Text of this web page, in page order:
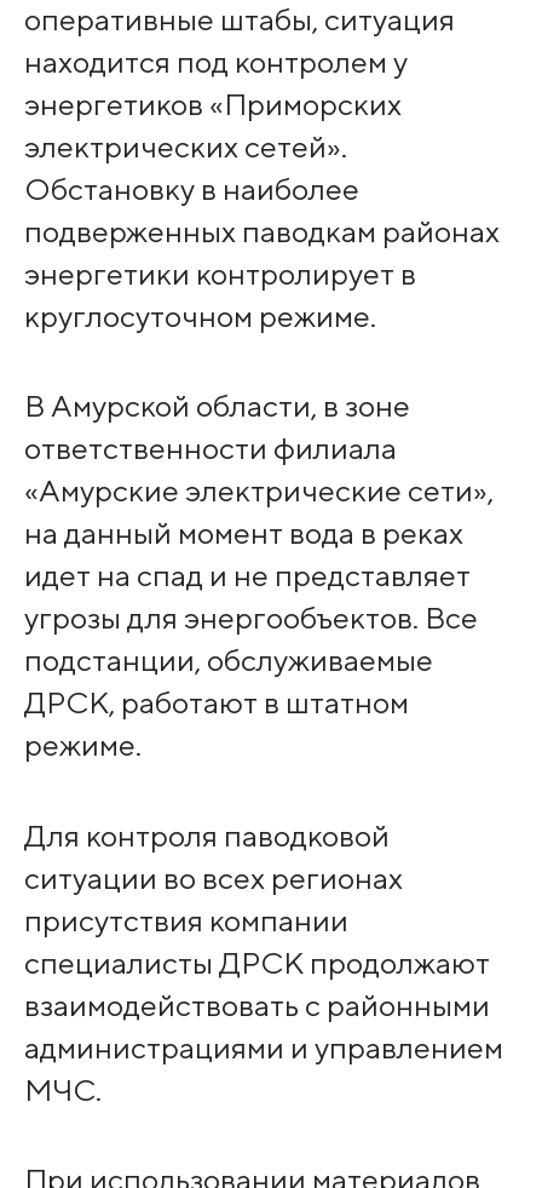
оперативные штабы, ситуация
находится под контролем у
энергетиков «Приморских
электрических сетей».
Обстановку в наиболее
подверженных паводкам районах
энергетики контролирует в
круглосуточном режиме.
В Амурской области, в зоне
ответственности филиала
«Амурские электрические сети»,
на данный момент вода в реках
идет на спад и не представляет
угрозы для энергообъектов. Все
подстанции, обслуживаемые
ДРСК, работают в штатном
режиме.
Для контроля паводковой
ситуации во всех регионах
присутствия компании
специалисты ДРСК продолжают
взаимодействовать с районными
администрациями и управлением
МЧС.
При использовании материалов